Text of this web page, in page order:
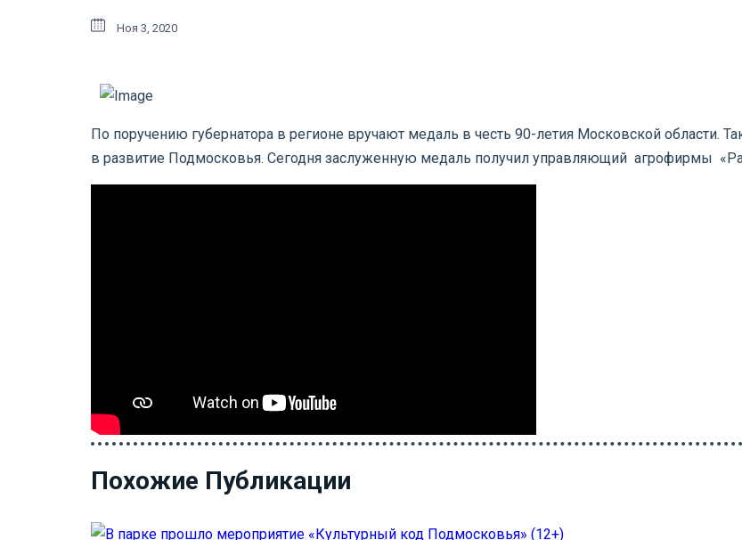
Ноя 3, 2020
По поручению губернатора в регионе вручают медаль в честь 90-летия Московской области.
в развитие Подмосковья. Сегодня заслуженную медаль получил управляющий агрофирмы
Похожие Публикации